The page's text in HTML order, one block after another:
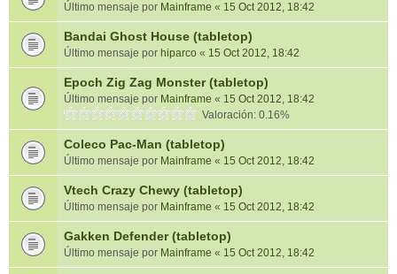
Último mensaje por Mainframe « 15 Oct 2012, 18:42
Bandai Ghost House (tabletop)
Último mensaje por hiparco « 15 Oct 2012, 18:42
Epoch Zig Zag Monster (tabletop)
Último mensaje por Mainframe « 15 Oct 2012, 18:42
Valoración: 0.16%
Coleco Pac-Man (tabletop)
Último mensaje por Mainframe « 15 Oct 2012, 18:42
Vtech Crazy Chewy (tabletop)
Último mensaje por Mainframe « 15 Oct 2012, 18:42
Gakken Defender (tabletop)
Último mensaje por Mainframe « 15 Oct 2012, 18:42